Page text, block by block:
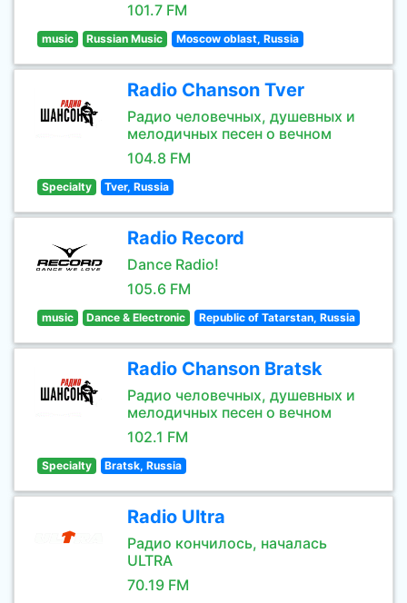
101.7 FM
music Russian Music Moscow oblast, Russia
Radio Chanson Tver
Радио человечных, душевных и
мелодичных песен о вечном
104.8 FM
Specialty Tver, Russia
Radio Record
Dance Radio!
105.6 FM
music Dance & Electronic Republic of Tatarstan, Russia
Radio Chanson Bratsk
Радио человечных, душевных и
мелодичных песен о вечном
102.1 FM
Specialty Bratsk, Russia
Radio Ultra
Радио кончилось, началась
ULTRA
70.19 FM